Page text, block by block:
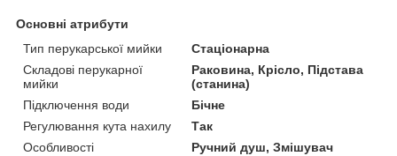
Основні атрибути
Тип перукарської мийки
Стаціонарна
Складові перукарної
мийки
Раковина, Крісло, Підстава
(станина)
Підключення води
Бічне
Регулювання кута нахилу
Так
Особливості
Ручний душ, Змішувач